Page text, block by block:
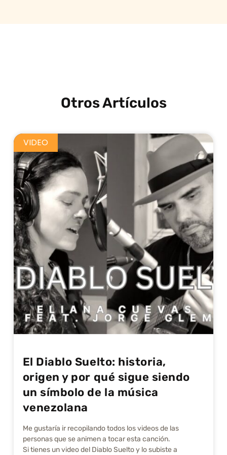
Otros Artículos
VIDEO
El Diablo Suelto: historia,
origen y por qué sigue siendo
un símbolo de la música
venezolana
Me gustarí­a ir recopilando todos los videos de las
personas que se animen a tocar esta canción.
Si tienes un video del Diablo Suelto y lo subiste a